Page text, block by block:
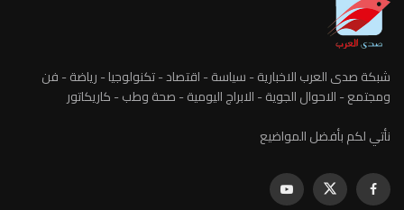
شبكة صدى العرب الاخبارية - سياسة - اقتصاد - تكنولوجيا - رياضة - فن
ومجتمع - الاحوال الجوية - الابراج اليومية - صحة وطب - كاريكاتور
نأتي لكم بأفضل المواضيع